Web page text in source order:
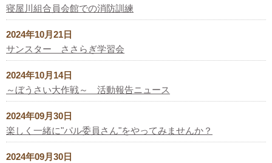
寝屋川組合員会館での消防訓練
2024年10月21日
サンスター ささらぎ学習会
2024年10月14日
～ぼうさい大作戦～ 活動報告ニュース
2024年09月30日
楽しく一緒に"パル委員さん"をやってみませんか？
2024年09月30日